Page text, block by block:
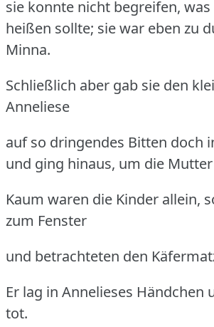
sie konnte nicht begreifen, was
heißen sollte; sie war eben zu
Minna.
Schließlich aber gab sie den
Anneliese
auf so dringendes Bitten doch
und ging hinaus, um die
Kaum waren die Kinder allein,
zum Fenster
und betrachteten den
Er lag in Annelieses Händchen
tot.